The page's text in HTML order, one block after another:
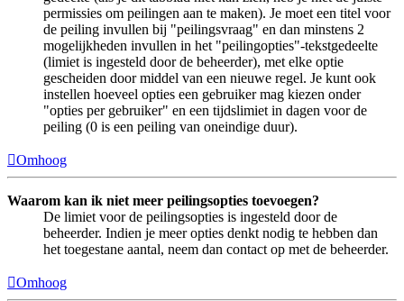
permissies om peilingen aan te maken). Je moet een titel voor
de peiling invullen bij "peilingsvraag" en dan minstens 2
mogelijkheden invullen in het "peilingopties"-tekstgedeelte
(limiet is ingesteld door de beheerder), met elke optie
gescheiden door middel van een nieuwe regel. Je kunt ook
instellen hoeveel opties een gebruiker mag kiezen onder
"opties per gebruiker" en een tijdslimiet in dagen voor de
peiling (0 is een peiling van oneindige duur).
Omhoog
Waarom kan ik niet meer peilingsopties toevoegen?
De limiet voor de peilingsopties is ingesteld door de
beheerder. Indien je meer opties denkt nodig te hebben dan
het toegestane aantal, neem dan contact op met de beheerder.
Omhoog